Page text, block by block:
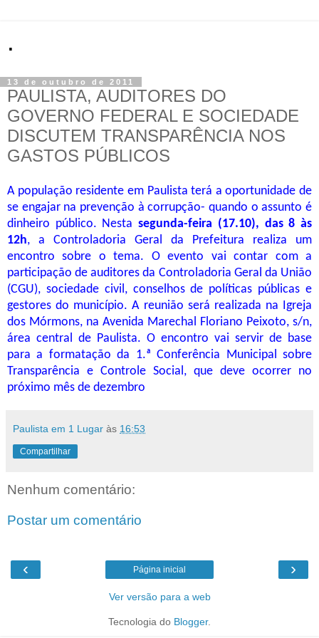
.
13 de outubro de 2011
PAULISTA, AUDITORES DO
GOVERNO FEDERAL E SOCIEDADE
DISCUTEM TRANSPARÊNCIA NOS
GASTOS PÚBLICOS
A população residente em Paulista terá a oportunidade de
se engajar na prevenção à corrupção- quando o assunto é
dinheiro público. Nestasegunda-feira (17.10), das 8 às
12h, a Controladoria Geral da Prefeitura realiza um
encontro sobre o tema. O evento vai contar com a
participação de auditores da Controladoria Geral da União
(CGU), sociedade civil, conselhos de políticas públicas e
gestores do município. A reunião será realizada na Igreja
dos Mórmons, na Avenida Marechal Floriano Peixoto, s/n,
área central de Paulista. O encontro vai servir de base
para a formatação da 1.ª Conferência Municipal sobre
Transparência e Controle Social, que deve ocorrer no
próximo mês de dezembro
Paulista em 1 Lugar às 16:53
Compartilhar
Nenhum comentário:
Postar um comentário
‹ ›
Página inicial
Ver versão para a web
Tecnologia do Blogger.